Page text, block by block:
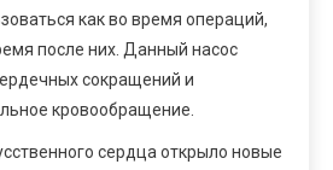
как во время операций,
после них. Данный насос
сокращений и
кровообращение.
сердца открыло новые